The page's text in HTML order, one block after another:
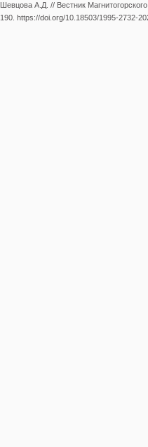
Шевцова А.Д. // Вестник
190. https://doi.org/10.18503/1995-2732-